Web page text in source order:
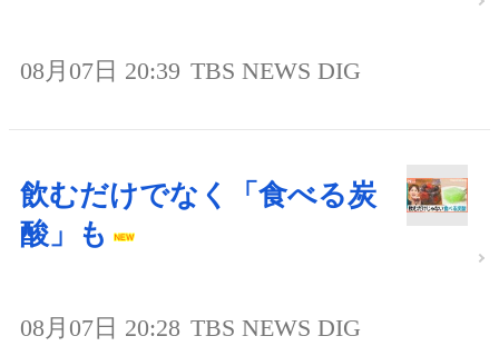
08月07日 20:39 TBS NEWS DIG
飲むだけでなく「食べる炭
酸」も
08月07日 20:28 TBS NEWS DIG